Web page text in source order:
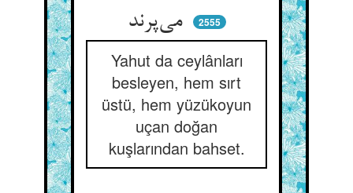
می‌پرند
2555
Yahut da ceylânları
besleyen, hem sırt
üstü, hem yüzükoyun
uçan doğan
kuşlarından bahset.